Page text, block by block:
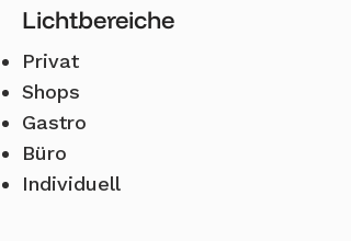
Lichtbereiche
Privat
Shops
​Gastro
Büro
Individuell